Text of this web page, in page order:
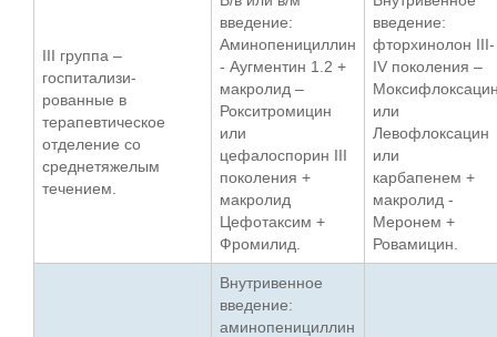
ІІІ группа –
госпитализи-
рованные в
терапевтическое
отделение со
среднетяжелым
течением.
введение:
Аминопенициллин
- Аугментин 1.2 +
макролид –
Рокситромицин
или
цефалоспорин ІІІ
поколения +
макролид
Цефотаксим +
Фромилид.
введение:
фторхинолон ІІІ-
ІV поколения –
или
Левофлоксацин
или
карбапенем +
макролид -
Меронем +
Ровамицин.
Внутривенное
введение:
аминопенициллин